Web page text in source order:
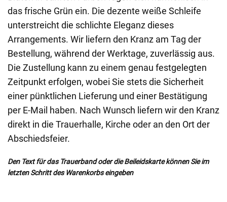
das frische Grün ein. Die dezente weiße Schleife
unterstreicht die schlichte Eleganz dieses
Arrangements. Wir liefern den Kranz am Tag der
Bestellung, während der Werktage, zuverlässig aus.
Die Zustellung kann zu einem genau festgelegten
Zeitpunkt erfolgen, wobei Sie stets die Sicherheit
einer pünktlichen Lieferung und einer Bestätigung
per E-Mail haben. Nach Wunsch liefern wir den Kranz
direkt in die Trauerhalle, Kirche oder an den Ort der
Abschiedsfeier.
Den Text für das Trauerband oder die Beileidskarte können Sie im
letzten Schritt des Warenkorbs eingeben